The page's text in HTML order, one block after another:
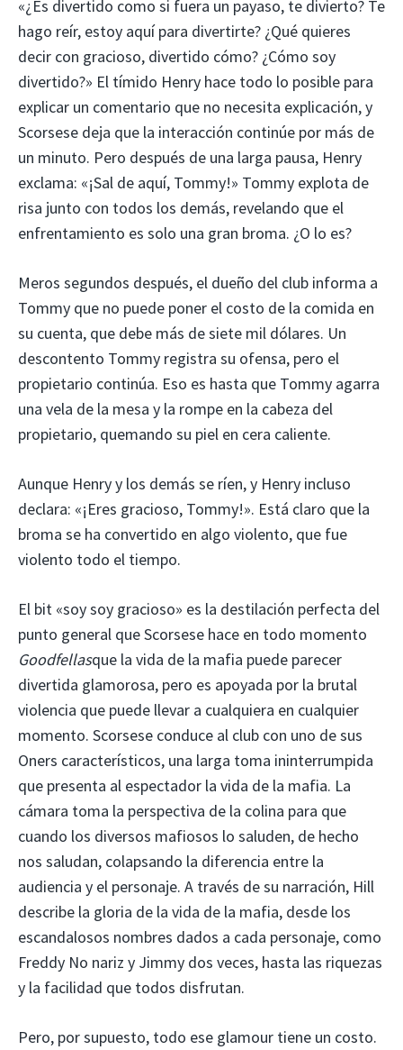
«¿Es divertido como si fuera un payaso, te divierto? Te
hago reír, estoy aquí para divertirte? ¿Qué quieres
decir con gracioso, divertido cómo? ¿Cómo soy
divertido?» El tímido Henry hace todo lo posible para
explicar un comentario que no necesita explicación, y
Scorsese deja que la interacción continúe por más de
un minuto. Pero después de una larga pausa, Henry
exclama: «¡Sal de aquí, Tommy!» Tommy explota de
risa junto con todos los demás, revelando que el
enfrentamiento es solo una gran broma. ¿O lo es?
Meros segundos después, el dueño del club informa a
Tommy que no puede poner el costo de la comida en
su cuenta, que debe más de siete mil dólares. Un
descontento Tommy registra su ofensa, pero el
propietario continúa. Eso es hasta que Tommy agarra
una vela de la mesa y la rompe en la cabeza del
propietario, quemando su piel en cera caliente.
Aunque Henry y los demás se ríen, y Henry incluso
declara: «¡Eres gracioso, Tommy!». Está claro que la
broma se ha convertido en algo violento, que fue
violento todo el tiempo.
El bit «soy soy gracioso» es la destilación perfecta del
punto general que Scorsese hace en todo momento
Goodfellasque la vida de la mafia puede parecer
divertida glamorosa, pero es apoyada por la brutal
violencia que puede llevar a cualquiera en cualquier
momento. Scorsese conduce al club con uno de sus
Oners característicos, una larga toma ininterrumpida
que presenta al espectador la vida de la mafia. La
cámara toma la perspectiva de la colina para que
cuando los diversos mafiosos lo saluden, de hecho
nos saludan, colapsando la diferencia entre la
audiencia y el personaje. A través de su narración, Hill
describe la gloria de la vida de la mafia, desde los
escandalosos nombres dados a cada personaje, como
Freddy No nariz y Jimmy dos veces, hasta las riquezas
y la facilidad que todos disfrutan.
Pero, por supuesto, todo ese glamour tiene un costo.